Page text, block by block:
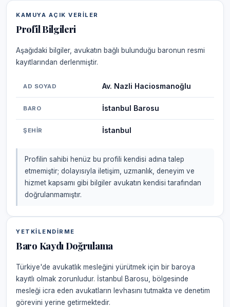
KAMUYA AÇIK VERILER
Profil Bilgileri
Aşağıdaki bilgiler, avukatın bağlı bulunduğu baronun resmi
kayıtlarından derlenmiştir.
AD SOYAD Av. Nazli Haciosmanoğlu
BARO İstanbul Barosu
ŞEHIR İstanbul
Profilin sahibi henüz bu profili kendisi adına talep
etmemiştir; dolayısıyla iletişim, uzmanlık, deneyim ve
hizmet kapsamı gibi bilgiler avukatın kendisi tarafından
doğrulanmamıştır.
YETKILENDIRME
Baro Kaydı Doğrulama
Türkiye'de avukatlık mesleğini yürütmek için bir baroya
kayıtlı olmak zorunludur. İstanbul Barosu, bölgesinde
mesleği icra eden avukatların levhasını tutmakta ve denetim
görevini yerine getirmektedir.